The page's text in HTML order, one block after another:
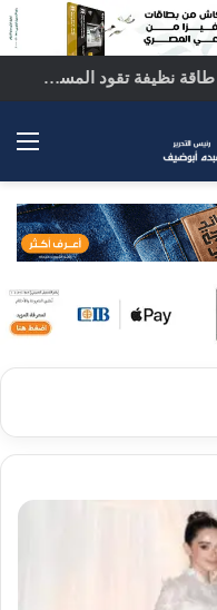
تكنولوجيا طاقة الرياح في العالم طاقة نظيفة تقود المستقبل